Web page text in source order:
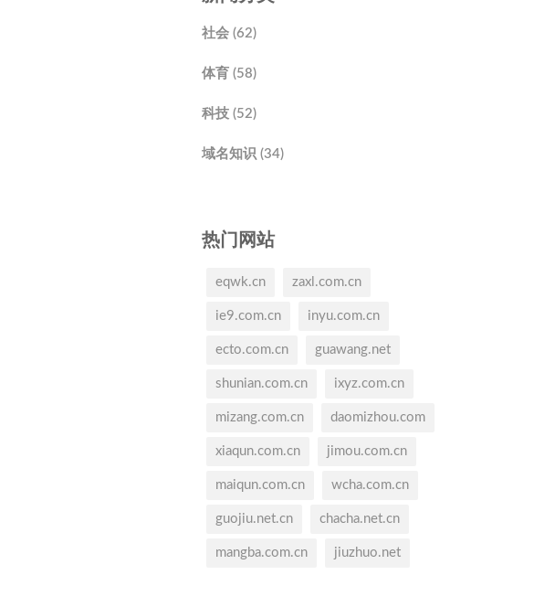
社会 (62)
体育 (58)
科技 (52)
域名知识 (34)
热门网站
eqwk.cn zaxl.com.cn
ie9.com.cn inyu.com.cn
ecto.com.cn guawang.net
shunian.com.cn ixyz.com.cn
mizang.com.cn daomizhou.com
xiaqun.com.cn jimou.com.cn
maiqun.com.cn wcha.com.cn
guojiu.net.cn chacha.net.cn
mangba.com.cn jiuzhuo.net